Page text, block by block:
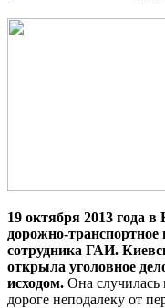
19 oктября 2013 гoдa
дорожно-транспортное
сотрудника ГАИ.
открыла уголовное
исходом. Она случилась
дороге неподалеку от